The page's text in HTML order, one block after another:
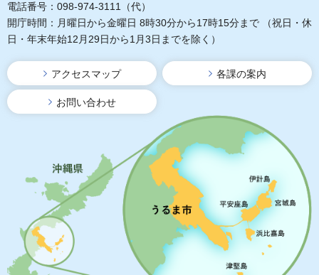
電話番号：098-974-3111（代）
開庁時間：月曜日から金曜日 8時30分から17時15分まで
（祝日・休
日・年末年始12月29日から1月3日までを除く）
アクセスマップ 各課の案内
お問い合わせ